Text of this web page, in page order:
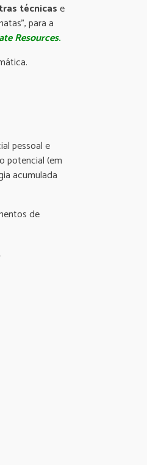
técnicase
para a
Resources.
pessoal e
potencial (em
acumulada
de